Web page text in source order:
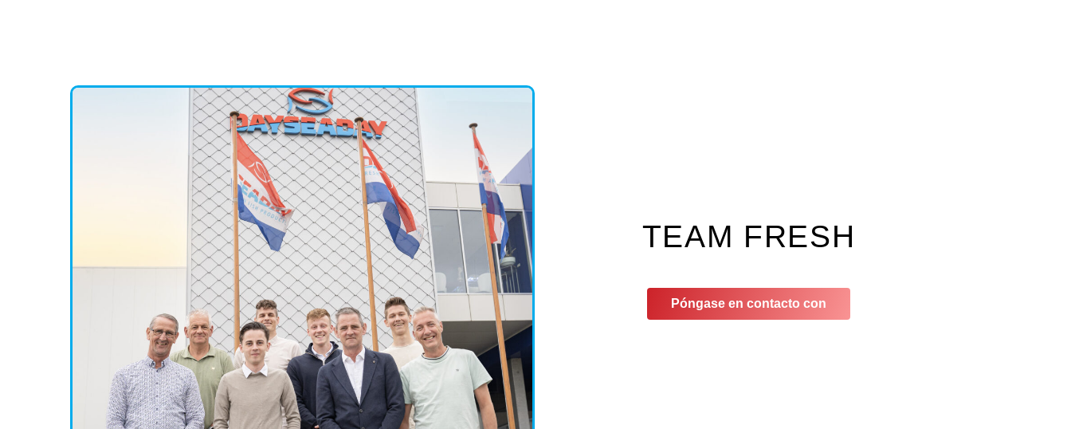
TEAM FRESH
Póngase en contacto con